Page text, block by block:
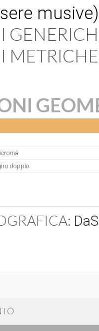
musive)
doppio